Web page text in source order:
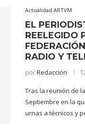
Actualidad ARTVM
EL
REELEGIDO
RADIO Y
porRedacción
Tras la reunión de
Septiembre en la
urnas a técnicos y